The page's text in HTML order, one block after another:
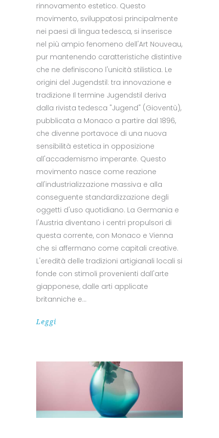
rinnovamento estetico. Questo
movimento, sviluppatosi principalmente
nei paesi di lingua tedesca, si inserisce
nel più ampio fenomeno dell'Art Nouveau,
pur mantenendo caratteristiche distintive
che ne definiscono l'unicità stilistica. Le
origini del Jugendstil: tra innovazione e
tradizione Il termine Jugendstil deriva
dalla rivista tedesca "Jugend" (Gioventù),
pubblicata a Monaco a partire dal 1896,
che divenne portavoce di una nuova
sensibilità estetica in opposizione
all'accademismo imperante. Questo
movimento nasce come reazione
all'industrializzazione massiva e alla
conseguente standardizzazione degli
oggetti d'uso quotidiano. La Germania e
l'Austria diventano i centri propulsori di
questa corrente, con Monaco e Vienna
che si affermano come capitali creative.
L'eredità delle tradizioni artigianali locali si
fonde con stimoli provenienti dall'arte
giapponese, dalle arti applicate
britanniche e
Leggi